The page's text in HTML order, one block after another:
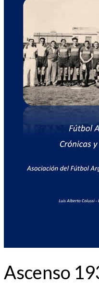
Ascenso